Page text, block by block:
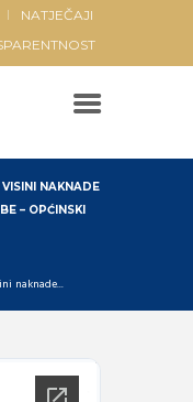
NATJEČAJI
NAKNADE
– OPĆINSKI
naknade...